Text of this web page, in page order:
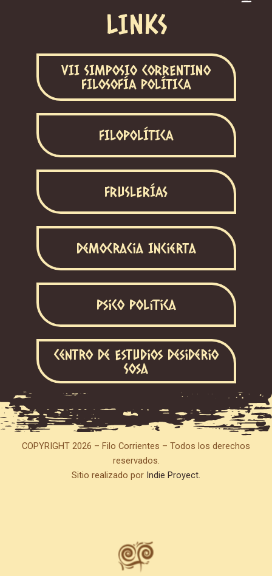
LINKS
VII SIMPOSIO CORRENTINO
FILOSOFÍA POLÍTICA
FILOPOLÍTICA
FRUSLERÍAS
Democracia Incierta
Psico Política
Centro de Estudios Desiderio
Sosa
COPYRIGHT 2026 – Filo Corrientes – Todos los derechos
reservados.
Sitio realizado por Indie Proyect.